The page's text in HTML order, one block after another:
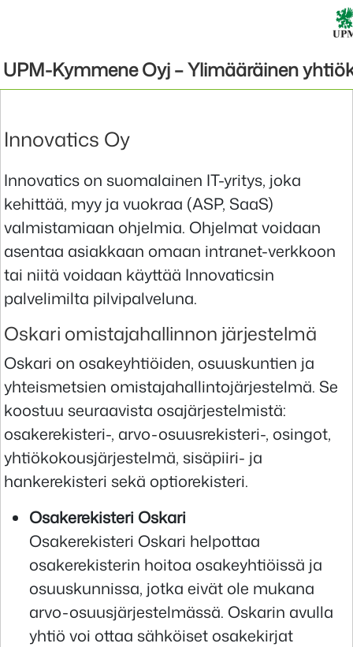
Innovatics Oy
Innovatics on suomalainen IT-yritys, joka
kehittää, myy ja vuokraa (ASP, SaaS)
valmistamiaan ohjelmia. Ohjelmat voidaan
asentaa asiakkaan omaan intranet-verkkoon
tai niitä voidaan käyttää Innovaticsin
palvelimilta pilvipalveluna.
Oskari omistajahallinnon järjestelmä
Oskari on osakeyhtiöiden, osuuskuntien ja
yhteismetsien omistajahallintojärjestelmä. Se
koostuu seuraavista osajärjestelmistä:
osakerekisteri-, arvo-osuusrekisteri-, osingot,
yhtiökokousjärjestelmä, sisäpiiri- ja
hankerekisteri sekä optiorekisteri.
Osakerekisteri Oskari
Osakerekisteri Oskari helpottaa
osakerekisterin hoitoa osakeyhtiöissä ja
osuuskunnissa, jotka eivät ole mukana
arvo-osuusjärjestelmässä. Oskarin avulla
yhtiö voi ottaa sähköiset osakekirjat